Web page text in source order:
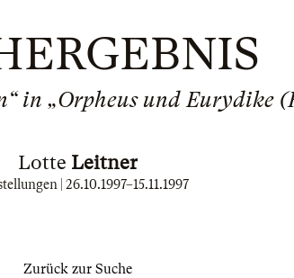
in „Orpheus und Eurydike
Lotte Leitner
| 26.10.1997–15.11.1997
Zurück zur Suche